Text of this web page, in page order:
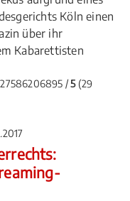
Köln einen
über ihr
Kabarettisten
/5(29